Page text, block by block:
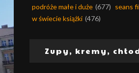
podróże małe i duże (677) seans
w świecie książki (476)
Zupy, kremy,